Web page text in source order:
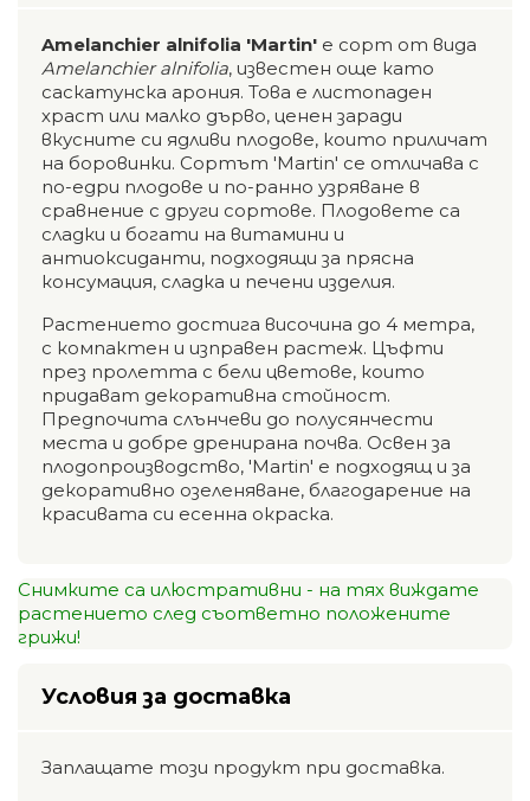
Amelanchier alnifolia 'Martin' е сорт от вида
Amelanchier alnifolia, известен още като
саскатунска арония. Това е листопаден
храст или малко дърво, ценен заради
вкусните си ядливи плодове, които приличат
на боровинки. Сортът 'Martin' се отличава с
по-едри плодове и по-ранно узряване в
сравнение с други сортове. Плодовете са
сладки и богати на витамини и
антиоксиданти, подходящи за прясна
консумация, сладка и печени изделия.
Растението достига височина до 4 метра,
с компактен и изправен растеж. Цъфти
през пролетта с бели цветове, които
придават декоративна стойност.
Предпочита слънчеви до полусянчести
места и добре дренирана почва. Освен за
плодопроизводство, 'Martin' е подходящ и за
декоративно озеленяване, благодарение на
красивата си есенна окраска.
Снимките са илюстративни - на тях виждате
растението след съответно положените
грижи!
Условия за доставка
Заплащате този продукт при доставка.